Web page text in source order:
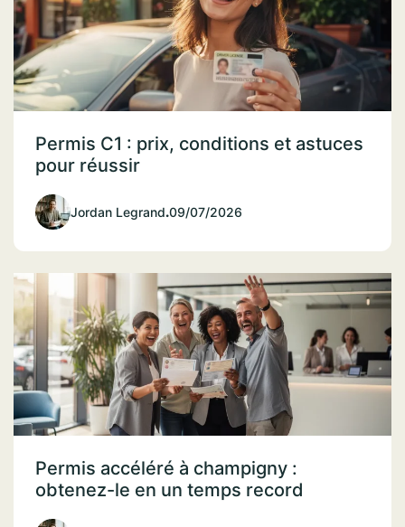
Permis C1 : prix, conditions et astuces
pour réussir
Jordan Legrand.09/07/2026
Permis accéléré à champigny :
obtenez-le en un temps record